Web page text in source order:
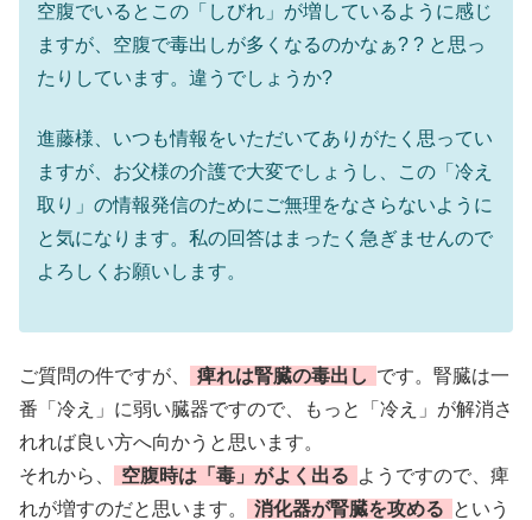
空腹でいるとこの「しびれ」が増しているように感じ
ますが、空腹で毒出しが多くなるのかなぁ? ? と思っ
たりしています。違うでしょうか?
進藤様、いつも情報をいただいてありがたく思ってい
ますが、お父様の介護で大変でしょうし、この「冷え
取り」の情報発信のためにご無理をなさらないように
と気になります。私の回答はまったく急ぎませんので
よろしくお願いします。
ご質問の件ですが、 痺れは腎臓の毒出し です。腎臓は一
番「冷え」に弱い臓器ですので、もっと「冷え」が解消さ
れれば良い方へ向かうと思います。
それから、
空腹時は「毒」がよく出る ようですので、痺
れが増すのだと思います。
消化器が腎臓を攻める という